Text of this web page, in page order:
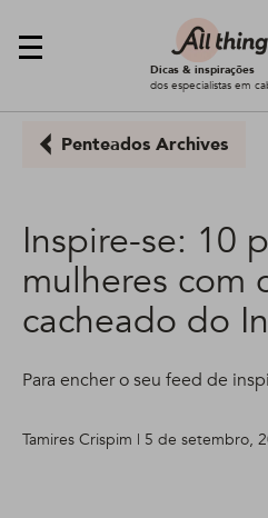
Dicas & inspirações
dos especialistas em
Penteados Archives
Inspire-se: 10
mulheres com
cacheado do
Para encher o seu feed de
Tamires Crispim | 5 de setembro,